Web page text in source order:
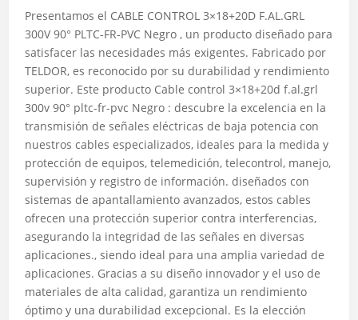
Presentamos el CABLE CONTROL 3×18+20D F.AL.GRL
300V 90° PLTC-FR-PVC Negro , un producto diseñado para
satisfacer las necesidades más exigentes. Fabricado por
TELDOR, es reconocido por su durabilidad y rendimiento
superior. Este producto Cable control 3×18+20d f.al.grl
300v 90° pltc-fr-pvc Negro : descubre la excelencia en la
transmisión de señales eléctricas de baja potencia con
nuestros cables especializados, ideales para la medida y
protección de equipos, telemedición, telecontrol, manejo,
supervisión y registro de información. diseñados con
sistemas de apantallamiento avanzados, estos cables
ofrecen una protección superior contra interferencias,
asegurando la integridad de las señales en diversas
aplicaciones., siendo ideal para una amplia variedad de
aplicaciones. Gracias a su diseño innovador y el uso de
materiales de alta calidad, garantiza un rendimiento
óptimo y una durabilidad excepcional. Es la elección